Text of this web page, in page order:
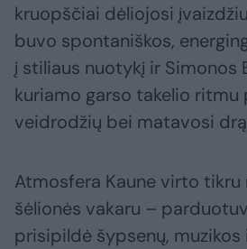
kruopščiai dėliojosi
buvo spontaniškos,
į stiliaus nuotykį ir Simonos
kuriamo garso takelio ritmu
veidrodžių bei matavosi
Atmosfera Kaune virto tikru
šėlionės vakaru –
prisipildė šypsenų, muzikos